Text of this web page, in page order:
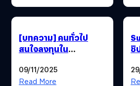
[บทความ] คนทั่วไป
สนใจลงทุนใน
Earth เริ่มต้นไงดี ?
09/11/2025
Read More
ชิ